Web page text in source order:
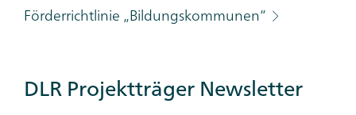
Förderrichtlinie „Bildungskommunen“
DLR Projektträger Newsletter